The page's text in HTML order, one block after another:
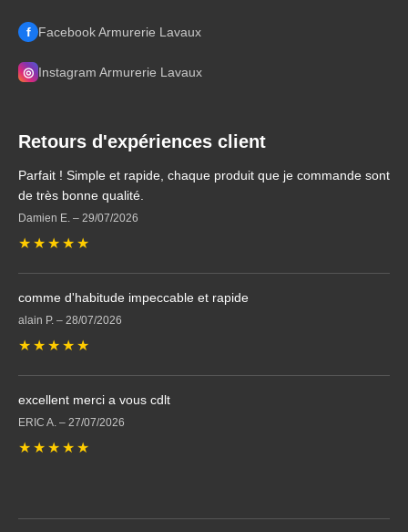
f Facebook Armurerie Lavaux
◎ Instagram Armurerie Lavaux
Retours d'expériences client
Parfait ! Simple et rapide, chaque produit que je commande sont
de très bonne qualité.
Damien E. – 29/07/2026
★ ★ ★ ★ ★
comme d'habitude impeccable et rapide
alain P. – 28/07/2026
★ ★ ★ ★ ★
excellent merci a vous cdlt
ERIC A. – 27/07/2026
★ ★ ★ ★ ★